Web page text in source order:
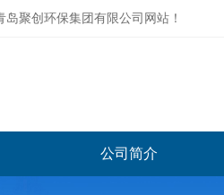
聚创环保集团有限公司网站！
公司简介